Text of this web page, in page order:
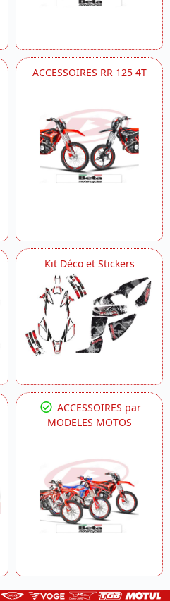
ACCESSOIRES RR 125 4T
Kit Déco et Stickers
ACCESSOIRES par
MODELES MOTOS